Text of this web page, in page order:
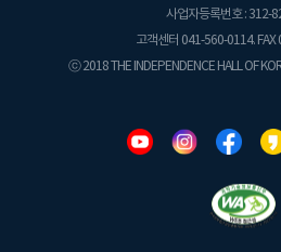
사업자등록번호 : 312-
고객센터 041-560-0114.
ⓒ 2018 THE INDEPENDENCE HALL OF